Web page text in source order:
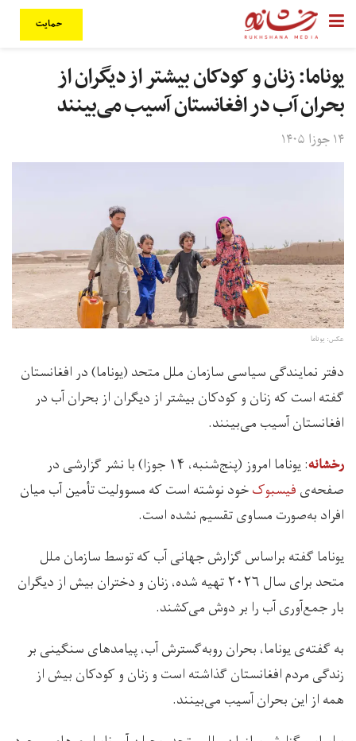
حمایت
یوناما: زنان و کودکان بیشتر از دیگران از
بحران آب در افغانستان آسیب می‌بینند
۱۴ جوزا ۱۴۰۵
عکس: یوناما
دفتر نمایندگی سیاسی سازمان ملل متحد (یوناما) در افغانستان
گفته است که زنان و کودکان بیشتر از دیگران از بحران آب در
افغانستان آسیب می‌بینند.
رخشانه
: یوناما امروز (پنج‌شنبه، ۱۴ جوزا) با نشر گزارشی در
صفحه‌یفیسبوکخود نوشته است که مسوولیت تأمین آب میان
افراد به‌صورت مساوی تقسیم نشده است.
یوناما گفته براساس گزارش جهانی آب که توسط سازمان ملل
متحد برای سال ۲۰۲۶ تهیه شده، زنان و دختران بیش از دیگران
بار جمع‌آوری آب را بر دوش می‌کشند.
به گفته‌ی یوناما، بحران رو‌به‌گسترش آب، پیامدهای سنگینی بر
زندگی مردم افغانستان گذاشته است و زنان و کودکان بیش از
همه از این بحران آسیب می‌بینند.